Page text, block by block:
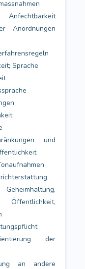
Anordnungen
Sprache
und
der
an andere